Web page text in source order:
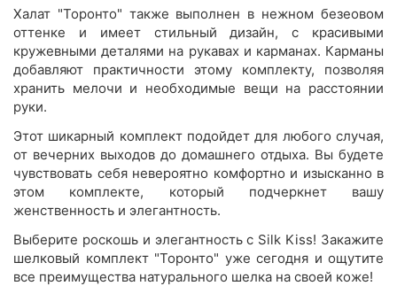
Халат "Торонто" также выполнен в нежном безеовом
оттенке и имеет стильный дизайн, с красивыми
кружевными деталями на рукавах и карманах. Карманы
добавляют практичности этому комплекту, позволяя
хранить мелочи и необходимые вещи на расстоянии
руки.
Этот шикарный комплект подойдет для любого случая,
от вечерних выходов до домашнего отдыха. Вы будете
чувствовать себя невероятно комфортно и изысканно в
этом комплекте, который подчеркнет вашу
женственность и элегантность.
Выберите роскошь и элегантность с Silk Kiss! Закажите
шелковый комплект "Торонто" уже сегодня и ощутите
все преимущества натурального шелка на своей коже!